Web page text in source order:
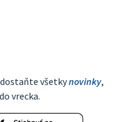
všetkynovinky,
do vrecka.